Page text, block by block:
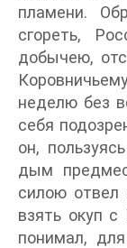
пламени.
сгореть,
добычею,
неделю без
себя
он,
дым
силою отвел
взять окуп
понимал,